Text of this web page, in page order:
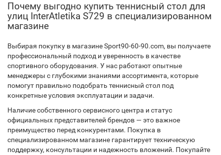
Почему выгодно купить теннисный стол для
улиц InterAtletika S729 в специализированном
магазине
Выбирая покупку в магазине Sport90-60-90.com, вы получаете
профессиональный подход и уверенность в качестве
спортивного оборудования. У нас работают опытные
менеджеры с глубокими знаниями ассортимента, которые
помогут правильно подобрать теннисный стол под
конкретные условия эксплуатации и задачи.
Наличие собственного сервисного центра и статус
официальных представителей брендов — это важное
преимущество перед конкурентами. Покупка в
специализированном магазине гарантирует техническую
поддержку, консультации и надежность вложений. Покупайте